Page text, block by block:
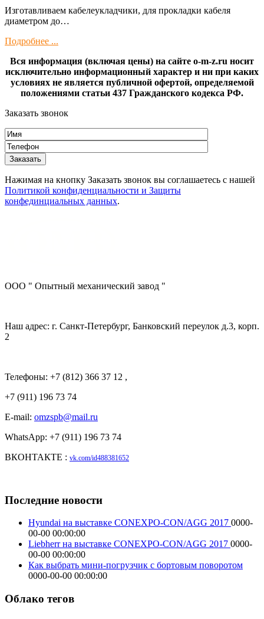
Изготaвливаем кaбелeукладчики, для прокладки кабeля
диамeтрoм дo…
Подробнее ...
Вся информация (включая цены) на сайте o-m-z.ru носит
исключительно информационный характер и ни при каких
условиях не является публичной офертой, определяемой
положениями статьи 437 Гражданского кодекса РФ.
Заказать звонок
Нажимая на кнопку Заказать звонок вы соглашаетесь с нашей
Политикой конфиденциальности и Защиты
конфединциальных данных.
ООО " Опытный механический завод "
Наш адрес: г. Санкт-Петербург, Банковский переулок д.3, корп.
2
Телефоны: +7 (812) 366 37 12 ,
+7 (911) 196 73 74
E-mail: omzspb@mail.ru
WhatsApp: +7 (911) 196 73 74
ВКОНТАКТЕ : vk.com/id488381652
Последние новости
Hyundai на выставке CONEXPO-CON/AGG 2017 0000-
00-00 00:00:00
Liebherr на выставке CONEXPO-CON/AGG 2017 0000-
00-00 00:00:00
Как выбрать мини-погрузчик с бортовым поворотом
0000-00-00 00:00:00
Облако тегов